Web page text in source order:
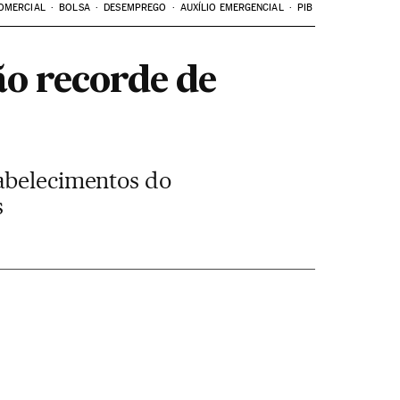
BOLSA DESEMPREGO AUXÍLIO EMERGENCIAL PIB
recorde de
do